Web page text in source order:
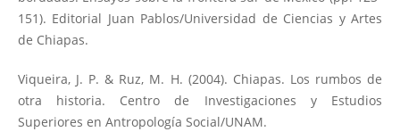
151). Editorial Juan Pablos/Universidad de Ciencias y Artes
de Chiapas.
Viqueira, J. P. & Ruz, M. H. (2004). Chiapas. Los rumbos de
otra historia. Centro de Investigaciones y Estudios
Superiores en Antropología Social/UNAM.